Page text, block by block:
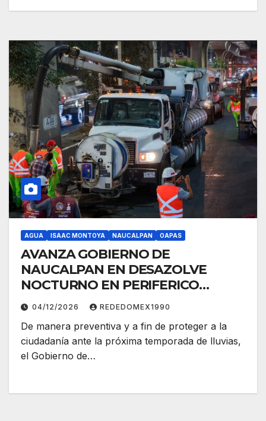
AGUA ISAAC MONTOYA NAUCALPAN OAPAS
AVANZA GOBIERNO DE
NAUCALPAN EN DESAZOLVE
NOCTURNO EN PERIFERICO
NORTE
04/12/2026 REDEDOMEX1990
De manera preventiva y a fin de proteger a la
ciudadanía ante la próxima temporada de lluvias,
el Gobierno de…